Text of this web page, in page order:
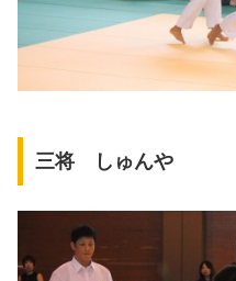
三将 しゅんや